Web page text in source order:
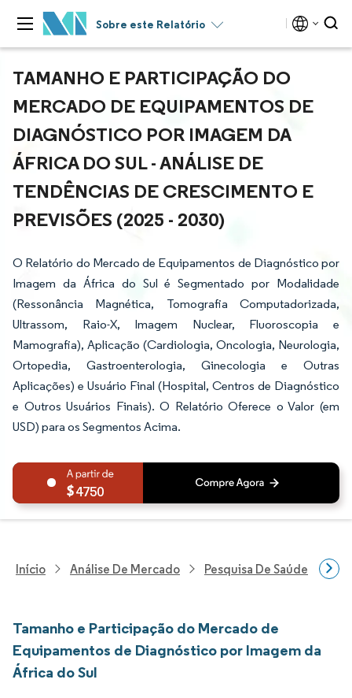
Sobre este Relatório
TAMANHO E PARTICIPAÇÃO DO
MERCADO DE EQUIPAMENTOS DE
DIAGNÓSTICO POR IMAGEM DA
ÁFRICA DO SUL - ANÁLISE DE
TENDÊNCIAS DE CRESCIMENTO E
PREVISÕES (2025 - 2030)
O Relatório do Mercado de Equipamentos de Diagnóstico por
Imagem da África do Sul é Segmentado por Modalidade
(Ressonância Magnética, Tomografia Computadorizada,
Ultrassom, Raio-X, Imagem Nuclear, Fluoroscopia e
Mamografia), Aplicação (Cardiologia, Oncologia, Neurologia,
Ortopedia, Gastroenterologia, Ginecologia e Outras
Aplicações) e Usuário Final (Hospital, Centros de Diagnóstico
e Outros Usuários Finais). O Relatório Oferece o Valor (em
USD) para os Segmentos Acima.
4750
Início Análise De Mercado Pesquisa De Saúde
Tamanho e Participação do Mercado de
Equipamentos de Diagnóstico por Imagem da
África do Sul